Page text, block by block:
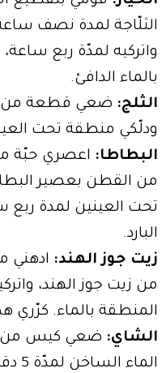
الثلّاجة لمدة نصف
واتركيه لمدّة ربع
بالماء الدافئ.
الثلج: ضعي قطعة من
ودلّكي منطقة تحت
البطاطا: اعصري حبّة
من القطن بعصير
تحت العينين لمدة ربع
البارد.
زيت جوز الهند: ادهني
من زيت جوز الهند،
المنطقة بالماء. كرّري هذه الخطوة
الشاي: ضعي كيس من